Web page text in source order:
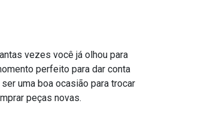
vezes você já olhou para
perfeito para dar conta
uma boa ocasião para trocar
peças novas.